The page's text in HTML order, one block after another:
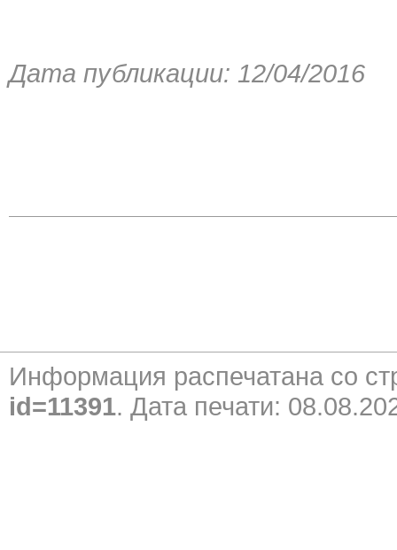
Дата публикации: 12/04/2016
Информация распечатана со
id=11391. Дата печати: